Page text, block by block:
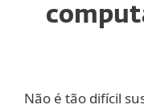
Não é tão difícil